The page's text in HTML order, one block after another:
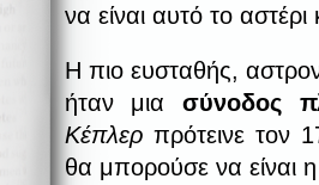
να είναι αυτό το
Η πιο ευσταθής,
ήταν μια σύνοδος
Κέπλερπρότεινε τον
θα μπορούσε να είναι